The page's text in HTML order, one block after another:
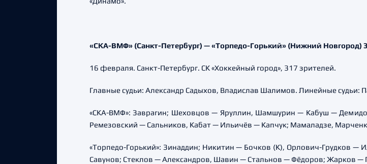
«СКА-ВМФ» (Санкт-Петербург) — «Торпедо-Горький» (Нижний Новгород)
16 февраля. Санкт-Петербург. СК «Хоккейный город», 317 зрителей.
Главные судьи: Александр Садыхов, Владислав Шалимов. Линейные судьи:
«СКА-ВМФ»: Заврагин; Шеховцов — Яруллин, Шамшурин — Кабуш —
Ремезовский — Сальников, Кабат — Ильичёв — Капчук; Мамаладзе,
«Торпедо-Горький»: Зинаддин; Никитин — Бочков (К), Орлович-Грудков
Савунов; Стеклов — Александров, Шавин — Стальнов — Фёдоров; Жарков —